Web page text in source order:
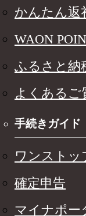
かんたん返
WAON
ふるさと納
よくあるご
手続きガイド
ワンストッ
確定申告
マイナポー